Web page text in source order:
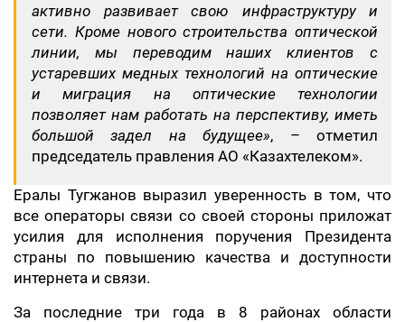
активно развивает свою инфраструктуру и
сети. Кроме нового строительства оптической
линии, мы переводим наших клиентов с
устаревших медных технологий на оптические
и миграция на оптические технологии
позволяет нам работать на перспективу, иметь
большой задел на будущее», – отметил
председатель правления АО «Казахтелеком».
Ералы Тугжанов выразил уверенность в том, что
все операторы связи со своей стороны приложат
усилия для исполнения поручения Президента
страны по повышению качества и доступности
интернета и связи.
За последние три года в 8 районах области